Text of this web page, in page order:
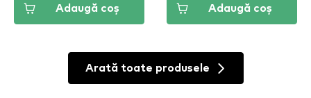
Adaugă coș Adaugă coș
Arată toate produsele